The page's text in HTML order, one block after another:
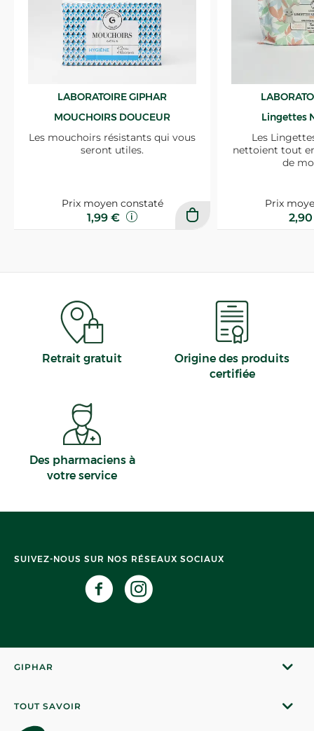
LABORATOIRE GIPHAR
MOUCHOIRS DOUCEUR
Les mouchoirs résistants qui vous
seront utiles.
Prix moyen constaté
1,99 €
Lingettes
Les
nettoient tout
de
Prix
Retrait gratuit
Origine des produits
certifiée
Des pharmaciens à
votre service
SUIVEZ-NOUS SUR NOS RÉSEAUX SOCIAUX
GIPHAR
TOUT SAVOIR